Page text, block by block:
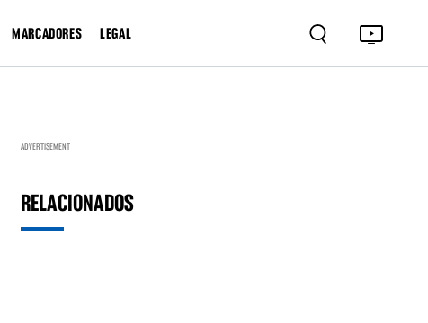
MARCADORES LEGAL
ADVERTISEMENT
RELACIONADOS